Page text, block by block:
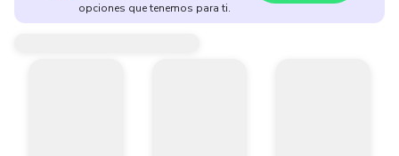
opciones que tenemos para ti.